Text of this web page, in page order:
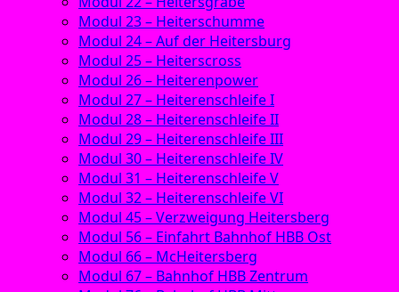
Modul 23 – Heiterschumme
Modul 24 – Auf der Heitersburg
Modul 25 – Heiterscross
Modul 26 – Heiterenpower
Modul 27 – Heiterenschleife I
Modul 28 – Heiterenschleife II
Modul 29 – Heiterenschleife III
Modul 30 – Heiterenschleife IV
Modul 31 – Heiterenschleife V
Modul 32 – Heiterenschleife VI
Modul 45 – Verzweigung Heitersberg
Modul 56 – Einfahrt Bahnhof HBB Ost
Modul 66 – McHeitersberg
Modul 67 – Bahnhof HBB Zentrum